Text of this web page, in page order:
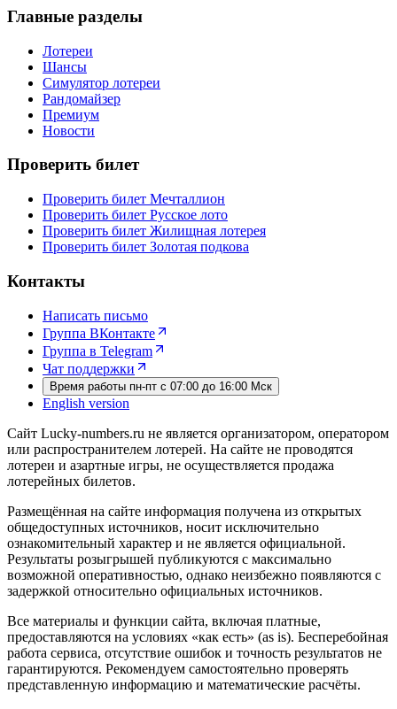
Главные разделы
Лотереи
Шансы
Симулятор лотереи
Рандомайзер
Премиум
Новости
Проверить билет
Проверить билет Мечталлион
Проверить билет Русское лото
Проверить билет Жилищная лотерея
Проверить билет Золотая подкова
Контакты
Написать письмо
Группа ВКонтакте
Группа в Telegram
Чат поддержки
Время работы пн-пт с 07:00 до 16:00 Мск
English version
Сайт Lucky-numbers.ru не является организатором, оператором
или распространителем лотерей. На сайте не проводятся
лотереи и азартные игры, не осуществляется продажа
лотерейных билетов.
Размещённая на сайте информация получена из открытых
общедоступных источников, носит исключительно
ознакомительный характер и не является официальной.
Результаты розыгрышей публикуются с максимально
возможной оперативностью, однако неизбежно появляются с
задержкой относительно официальных источников.
Все материалы и функции сайта, включая платные,
предоставляются на условиях «как есть» (as is). Бесперебойная
работа сервиса, отсутствие ошибок и точность результатов не
гарантируются. Рекомендуем самостоятельно проверять
представленную информацию и математические расчёты.